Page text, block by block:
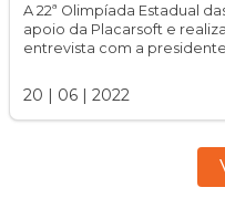
A 22ª Olimpíada Estadual
apoio da Placarsoft e
entrevista com a
20 | 06 | 2022